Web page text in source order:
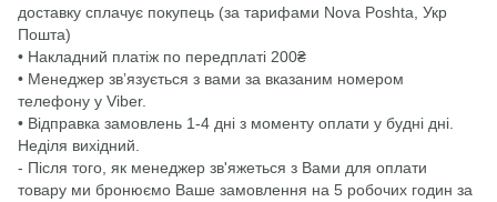
доставку сплачує покупець (за тарифами Nova Poshta, Укр
Пошта)
• Накладний платіж по передплаті 200₴
• Менеджер звʼязується з вами за вказаним номером
телефону у Viber.
• Відправка замовлень 1-4 дні з моменту оплати у будні дні.
Неділя вихідний.
- Після того, як менеджер зв'яжеться з Вами для оплати
товару ми бронюємо Ваше замовлення на 5 робочих годин за